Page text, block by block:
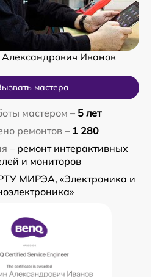
Александрович Иванов
мастера
мастером – 5 лет
ремонтов – 1 280
– ремонт интерактивных
и мониторов
МИРЭА, «Электроника и